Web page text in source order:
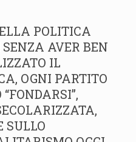
POLITICA
AVER BEN
IL
OGNI PARTITO
SULLO